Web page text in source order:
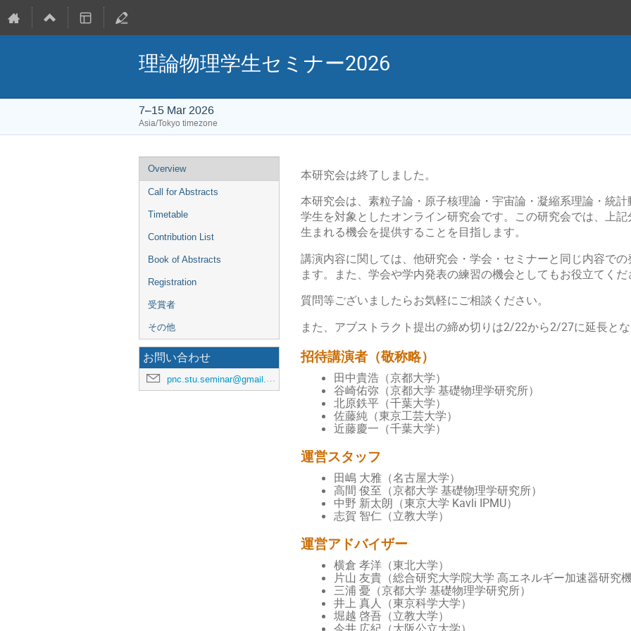
理論物理学生セミナー2026
7–15 Mar 2026
Asia/Tokyo timezone
Event
menu
Overview
Call for Abstracts
Timetable
Contribution List
Book of Abstracts
Registration
受賞者
その他
お問い合わせ
pnc.stu.seminar@gmail.com
本研究会は終了しました。
本研究会は、素粒子論・原子核理論・宇宙論・凝縮系理論・統
学生を対象としたオンライン研究会です。この研究会では、上
生まれる機会を提供することを目指します。
講演内容に関しては、他研究会・学会・セミナーと同じ内容で
ます。また、学会や学内発表の練習の機会としてもお役立てくだ
質問等ございましたらお気軽にご相談ください。
また、アブストラクト提出の締め切りは2/22から2/27に延長とな
招待講演者（敬称略）
田中貴浩（京都大学）
谷崎佑弥（京都大学 基礎物理学研究所）
北原鉄平（千葉大学）
佐藤純（東京工芸大学）
近藤慶一（千葉大学）
運営スタッフ
田嶋 大雅（名古屋大学）
高間 俊至（京都大学 基礎物理学研究所）
中野 新太朗（東京大学 Kavli IPMU）
志賀 智仁（立教大学）
運営アドバイザー
横倉 孝洋（東北大学）
片山 友貴（総合研究大学院大学 高エネルギー加速器研究機
三浦 憂（京都大学 基礎物理学研究所）
井上 真人（東京科学大学）
堀越 啓吾（立教大学）